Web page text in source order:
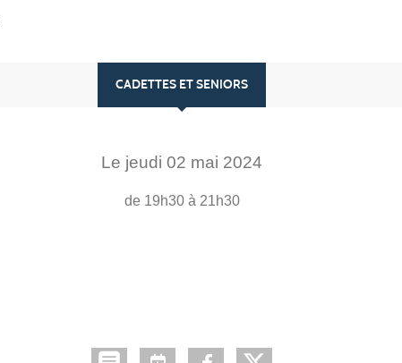
CADETTES ET SENIORS
Le jeudi 02 mai 2024
de 19h30 à 21h30